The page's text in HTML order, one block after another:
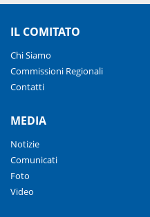
IL COMITATO
Chi Siamo
Commissioni Regionali
Contatti
MEDIA
Notizie
Comunicati
Foto
Video